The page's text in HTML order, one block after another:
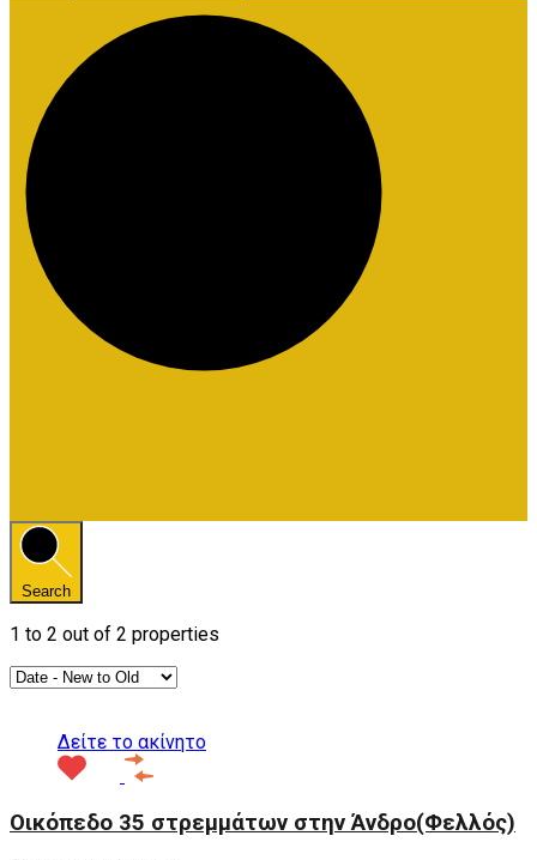
Search
1 to 2 out of 2 properties
Δείτε το ακίνητο
Οικόπεδο 35 στρεμμάτων στην Άνδρο(Φελλός)